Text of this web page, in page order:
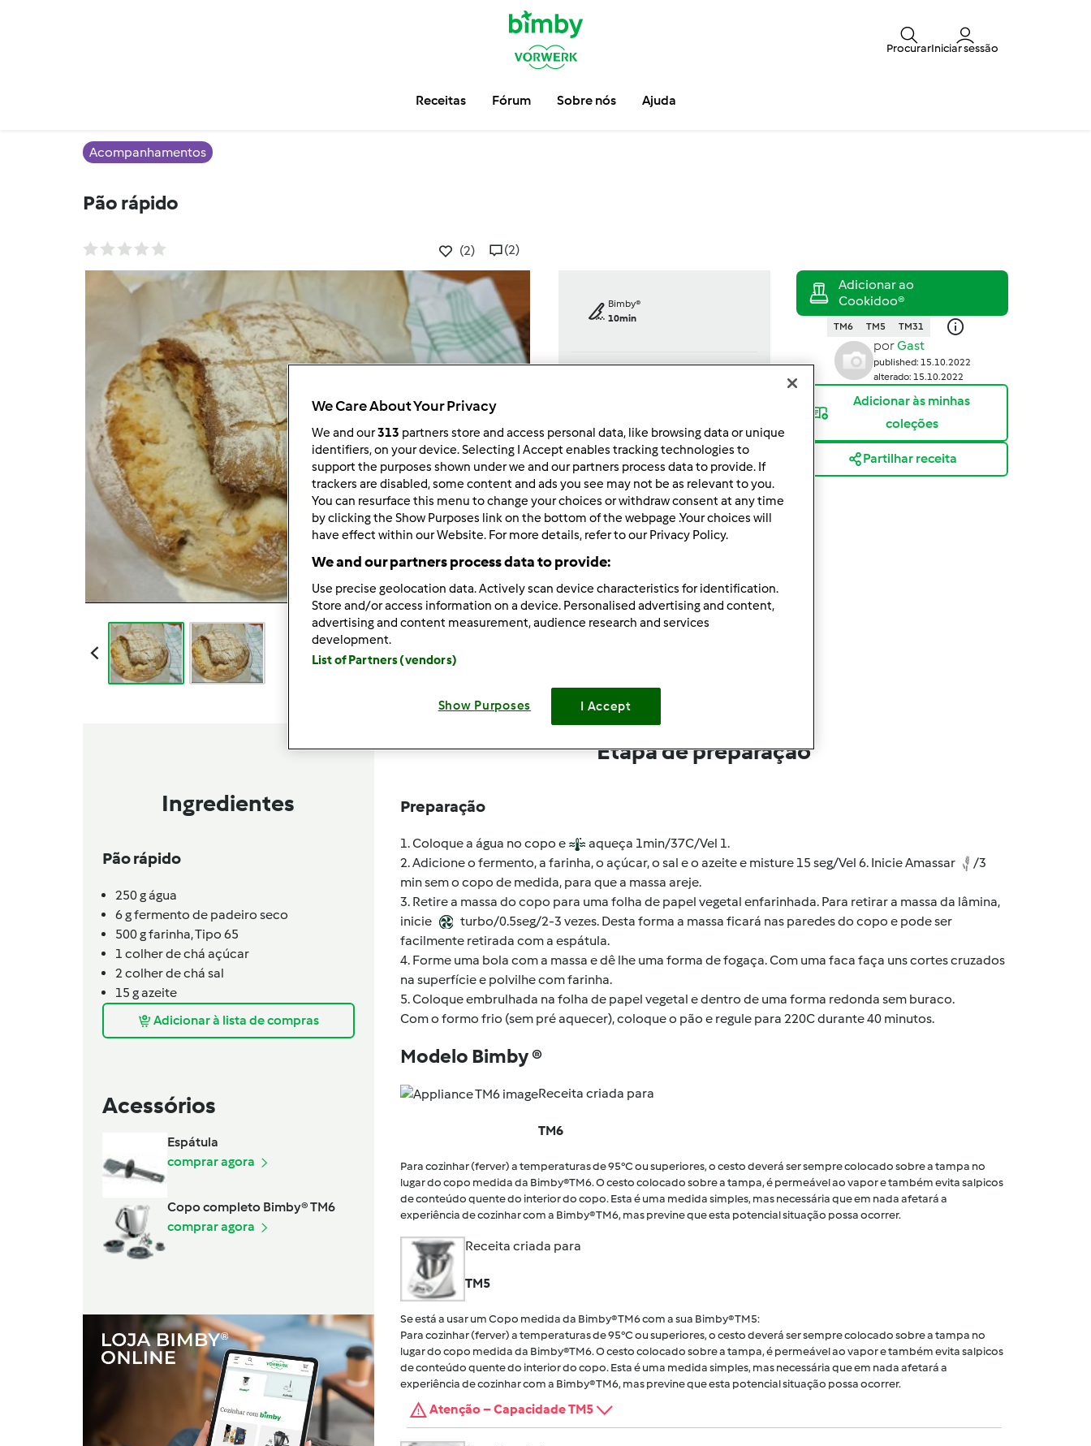
ProcurarIniciar sessão
Receitas Fórum Sobre nós Ajuda
Acompanhamentos
Pão rápido
(2) (2)
Bimby®
10min
dose/s
8fatia/s
Fácil
TM6 TM5 TM31
porGast
published: 15.10.2022
alterado: 15.10.2022
Adicionar às minhas
coleções
Partilhar receita
Ingredientes
Pão rápido
250gágua
6gfermento de padeiro seco
500gfarinha,Tipo 65
1 colher de chá açúcar
2colher de chá sal
15 gazeite
Adicionar à lista de compras
Acessórios
Espátula
comprar agora
Copo completo Bimby® TM6
comprar agora
Etapa de preparação
Preparação
1. Coloque a água no copo e
aqueça 1min/37C/Vel 1.
2. Adicione o fermento, a farinha, o açúcar, o sal e o azeite e misture 15 seg/Vel 6. Inicie Amassar
/3
min sem o copo de medida, para que a massa areje.
3. Retire a massa do copo para uma folha de papel vegetal enfarinhada. Para retirar a massa da lâmina,
inicie
turbo/0.5seg/2-3 vezes. Desta forma a massa ficará nas paredes do copo e pode ser
facilmente retirada com a espátula.
4. Forme uma bola com a massa e dê lhe uma forma de fogaça. Com uma faca faça uns cortes cruzados
na superfície e polvilhe com farinha.
5. Coloque embrulhada na folha de papel vegetal e dentro de uma forma redonda sem buraco.
Com o formo frio (sem pré aquecer), coloque o pão e regule para 220C durante 40 minutos.
Modelo Bimby ®
Receita criada para
TM6
Para cozinhar (ferver) a temperaturas de 95°C ou superiores, o cesto deverá ser sempre colocado sobre a tampa no
lugar do copo medida da Bimby®TM6. O cesto colocado sobre a tampa, é permeável ao vapor e também evita salpicos
de conteúdo quente do interior do copo. Esta é uma medida simples, mas necessária que em nada afetará a
experiência de cozinhar com a Bimby® TM6, mas previne que esta potencial situação possa ocorrer.
Receita criada para
TM5
Se está a usar um Copo medida da Bimby® TM6 com a sua Bimby® TM5:
Para cozinhar (ferver) a temperaturas de 95°C ou superiores, o cesto deverá ser sempre colocado sobre a tampa no
lugar do copo medida da Bimby®TM6. O cesto colocado sobre a tampa, é permeável ao vapor e também evita salpicos
de conteúdo quente do interior do copo. Esta é uma medida simples, mas necessária que em nada afetará a
experiência de cozinhar com a Bimby® TM6, mas previne que esta potencial situação possa ocorrer.
Atenção – Capacidade TM5
We Care About Your Privacy
We and our313 partners store and access personal data, like browsing data or unique
identifiers, on your device. Selecting I Accept enables tracking technologies to
support the purposes shown under we and our partners process data to provide. If
trackers are disabled, some content and ads you see may not be as relevant to you.
You can resurface this menu to change your choices or withdraw consent at any time
by clicking the Show Purposes link on the bottom of the webpage .Your choices will
have effect within our Website. For more details, refer to our Privacy Policy.
We and our partners process data to provide:
Use precise geolocation data. Actively scan device characteristics for identification.
Store and/or access information on a device. Personalised advertising and content,
advertising and content measurement, audience research and services
development.
List of Partners (vendors)
Show Purposes I Accept